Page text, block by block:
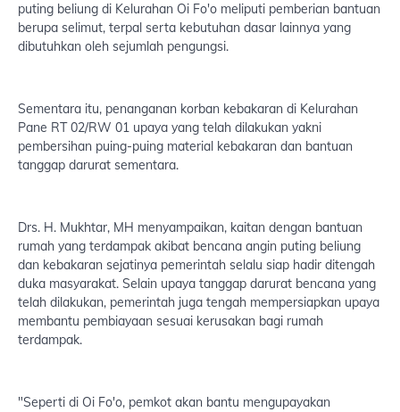
puting beliung di Kelurahan Oi Fo'o meliputi pemberian bantuan
berupa selimut, terpal serta kebutuhan dasar lainnya yang
dibutuhkan oleh sejumlah pengungsi.
Sementara itu, penanganan korban kebakaran di Kelurahan
Pane RT 02/RW 01 upaya yang telah dilakukan yakni
pembersihan puing-puing material kebakaran dan bantuan
tanggap darurat sementara.
Drs. H. Mukhtar, MH menyampaikan, kaitan dengan bantuan
rumah yang terdampak akibat bencana angin puting beliung
dan kebakaran sejatinya pemerintah selalu siap hadir ditengah
duka masyarakat. Selain upaya tanggap darurat bencana yang
telah dilakukan, pemerintah juga tengah mempersiapkan upaya
membantu pembiayaan sesuai kerusakan bagi rumah
terdampak.
"Seperti di Oi Fo'o, pemkot akan bantu mengupayakan